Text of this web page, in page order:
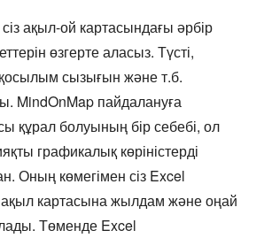
ақыл-ой картасындағы әрбір
өзгерте аласыз. Түсті,
сызығын және т.б.
MindOnMap пайдалануға
құрал болуының бір себебі, ол
графикалық көріністерді
Оның көмегімен сіз Excel
картасына жылдам және оңай
Төменде Excel